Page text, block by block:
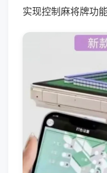
实现控制麻将牌功